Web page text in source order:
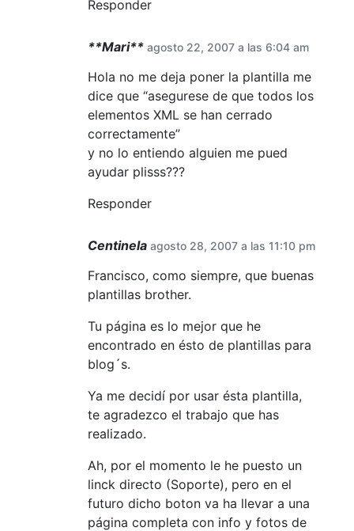
Responder
**Mari** agosto 22, 2007 a las 6:04 am
Hola no me deja poner la plantilla me
dice que “asegurese de que todos los
elementos XML se han cerrado
correctamente”
y no lo entiendo alguien me pued
ayudar plisss???
Responder
Centinela agosto 28, 2007 a las 11:10 pm
Francisco, como siempre, que buenas
plantillas brother.
Tu página es lo mejor que he
encontrado en ésto de plantillas para
blog´s.
Ya me decidí por usar ésta plantilla,
te agradezco el trabajo que has
realizado.
Ah, por el momento le he puesto un
linck directo (Soporte), pero en el
futuro dicho boton va ha llevar a una
página completa con info y fotos de